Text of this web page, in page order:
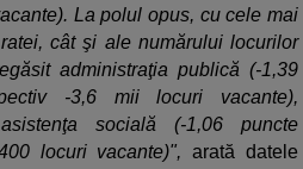
La polul opus, cu cele mai
cât şi ale numărului locurilor
administraţia publică (-1,39
-3,6 mii locuri vacante),
socială (-1,06 puncte
locuri vacante)", arată datele